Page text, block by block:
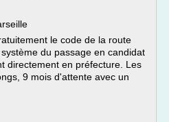
le code de la route
du passage en candidat
directement en préfecture. Les
9 mois d'attente avec un